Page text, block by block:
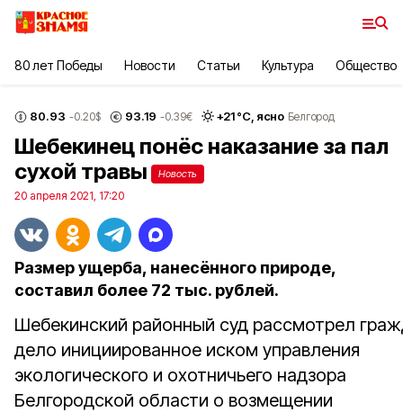
80 лет Победы Новости Статьи Культура Общество
80.93 -0.20$ 93.19 -0.39€ +21°С, ясно Белгород
Шебекинец понёс наказание за пал
сухой травы
Новость
20 апреля 2021, 17:20
Размер ущерба, нанесённого природе,
составил более 72 тыс. рублей.
Шебекинский районный суд рассмотрел
дело инициированное иском управления
экологического и охотничьего надзора
Белгородской области о возмещении